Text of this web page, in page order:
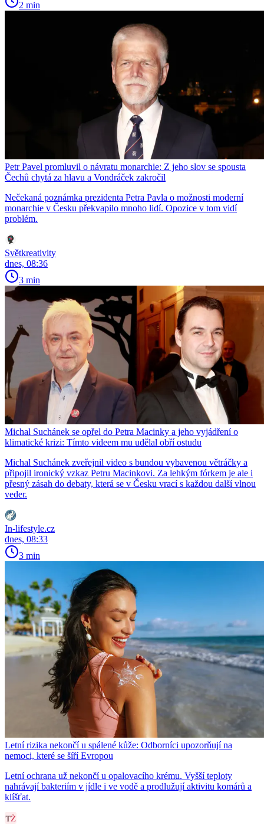
2 min
Petr Pavel promluvil o návratu monarchie: Z jeho slov se spousta
Čechů chytá za hlavu a Vondráček zakročil
Nečekaná poznámka prezidenta Petra Pavla o možnosti moderní
monarchie v Česku překvapilo mnoho lidí. Opozice v tom vidí
problém.
Světkreativity
dnes, 08:36
3 min
Michal Suchánek se opřel do Petra Macinky a jeho vyjádření o
klimatické krizi: Tímto videem mu udělal obří ostudu
Michal Suchánek zveřejnil video s bundou vybavenou větráčky a
připojil ironický vzkaz Petru Macinkovi. Za lehkým fórkem je ale i
přesný zásah do debaty, která se v Česku vrací s každou další vlnou
veder.
In-lifestyle.cz
dnes, 08:33
3 min
Letní rizika nekončí u spálené kůže: Odborníci upozorňují na
nemoci, které se šíří Evropou
Letní ochrana už nekončí u opalovacího krému. Vyšší teploty
nahrávají bakteriím v jídle i ve vodě a prodlužují aktivitu komárů a
klíšťat.